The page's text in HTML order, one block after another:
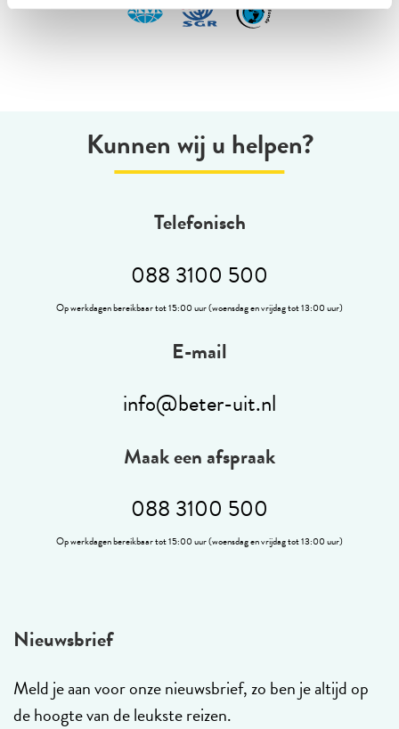
Kunnen wij u helpen?
Telefonisch
088 3100 500
Op werkdagen bereikbaar tot 15:00 uur (woensdag en vrijdag tot 13:00 uur)
E-mail
info@beter-uit.nl
Maak een afspraak
088 3100 500
Op werkdagen bereikbaar tot 15:00 uur (woensdag en vrijdag tot 13:00 uur)
Nieuwsbrief
Meld je aan voor onze nieuwsbrief, zo ben je altijd op
de hoogte van de leukste reizen.